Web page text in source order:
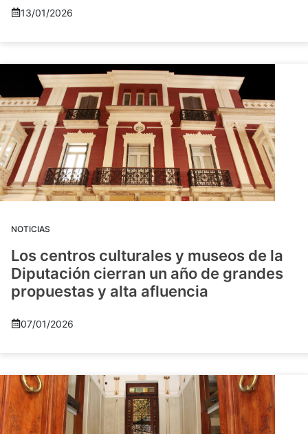
13/01/2026
NOTICIAS
Los centros culturales y museos de la
Diputación cierran un año de grandes
propuestas y alta afluencia
07/01/2026